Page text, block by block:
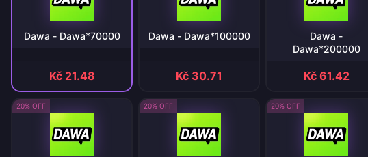
Dawa - Dawa*70000
Kč 21.48
Dawa - Dawa*100000
Kč 30.71
Dawa -
Dawa*200000
Kč 61.42
20% OFF 20% OFF 20% OFF